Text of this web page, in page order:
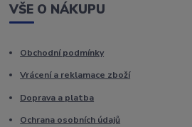
VŠE O NÁKUPU
Obchodní podmínky
Vrácení a reklamace zboží
Doprava a platba
Ochrana osobních údajů